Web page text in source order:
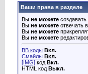
Ваши права в разделе
Вы не можете
Вы не можете отвечать
Вы не можете
Вы не можете
BB коды Вкл.
Смайлы Вкл.
[IMG] код Вкл.
HTML код Выкл.